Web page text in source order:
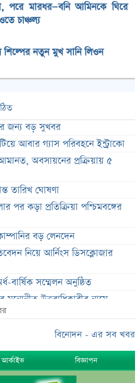
পরে মারধর—বনি আমিনকে ঘিরে
চাঞ্চল্য
শিল্পের নতুন মুখ সানি লিওন
জন্য বড় সুখবর
আবার গ্যাস পরিবহনে ইন্ট্রাকো
অবসায়নের প্রক্রিয়ায় ৫
তারিখ ঘোষণা
পর কড়া প্রতিক্রিয়া পশ্চিমবঙ্গের
বড় লেনদেন
নিয়ে আর্নিংস ডিসক্লোজার
বার্ষিক সম্মেলন অনুষ্ঠিত
উত্তরাধিকারীর নামে
অস্থিরতা, তদারকি বাড়ানোর পরামর্শ
১০ শেয়ার
১০ শেয়ার
বিনোদন - এর সব খবর
আর্কাইভ বিজ্ঞাপন